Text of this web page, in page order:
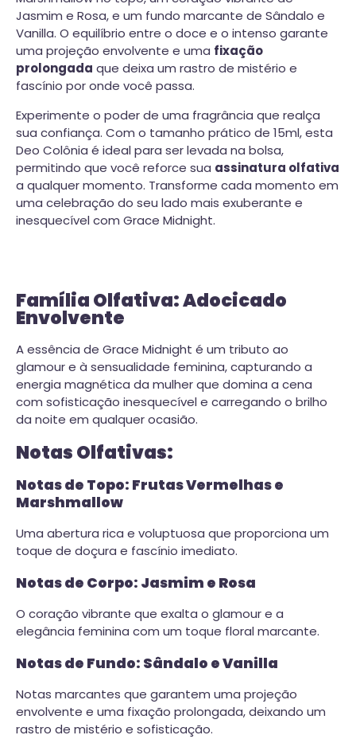
Jasmim e Rosa, e um fundo marcante de Sândalo e
Vanilla. O equilíbrio entre o doce e o intenso garante
uma projeção envolvente e uma fixação
prolongada que deixa um rastro de mistério e
fascínio por onde você passa.
Experimente o poder de uma fragrância que realça
sua confiança. Com o tamanho prático de 15ml, esta
Deo Colônia é ideal para ser levada na bolsa,
permitindo que você reforce sua assinatura olfativa
a qualquer momento. Transforme cada momento em
uma celebração do seu lado mais exuberante e
inesquecível com Grace Midnight.
Família Olfativa: Adocicado
Envolvente
A essência de Grace Midnight é um tributo ao
glamour e à sensualidade feminina, capturando a
energia magnética da mulher que domina a cena
com sofisticação inesquecível e carregando o brilho
da noite em qualquer ocasião.
Notas Olfativas:
Notas de Topo: Frutas Vermelhas e
Marshmallow
Uma abertura rica e voluptuosa que proporciona um
toque de doçura e fascínio imediato.
Notas de Corpo: Jasmim e Rosa
O coração vibrante que exalta o glamour e a
elegância feminina com um toque floral marcante.
Notas de Fundo: Sândalo e Vanilla
Notas marcantes que garantem uma projeção
envolvente e uma fixação prolongada, deixando um
rastro de mistério e sofisticação.